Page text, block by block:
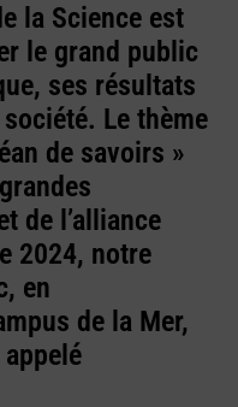
la Science est
le grand public
ses résultats
Le thème
de savoirs »
de l’alliance
2024, notre
en
de la Mer,